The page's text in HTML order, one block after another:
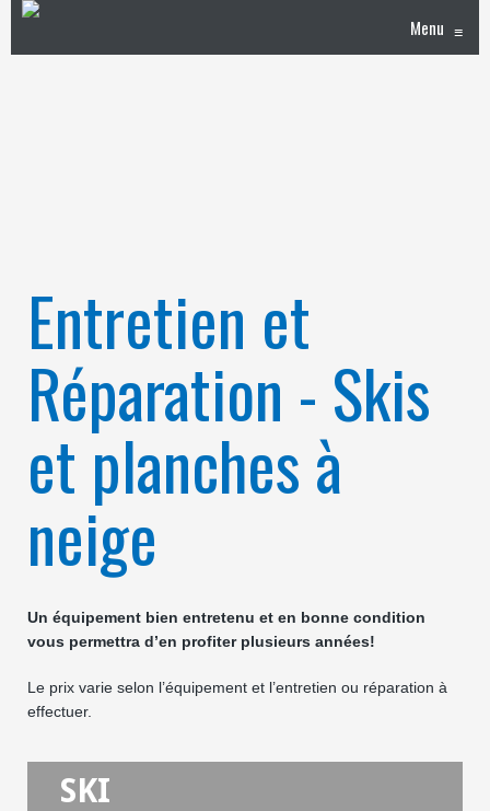
Menu ≡
Entretien et
Réparation - Skis
et planches à
neige
Un équipement bien entretenu et en bonne condition
vous permettra d’en profiter plusieurs années!
Le prix varie selon l’équipement et l’entretien ou réparation à
effectuer.
SKI